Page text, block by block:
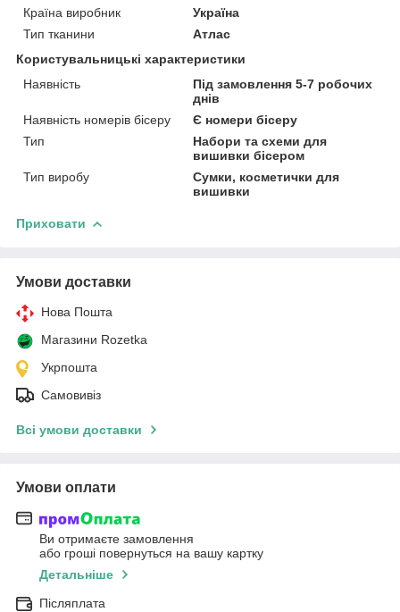
Країна виробник
Україна
Тип тканини
Атлас
Користувальницькі характеристики
Наявність
Під замовлення 5-7 робочих
днів
Наявність номерів бісеру
Є номери бісеру
Тип
Набори та схеми для
вишивки бісером
Тип виробу
Сумки, косметички для
вишивки
Приховати
Умови доставки
Нова Пошта
Магазини Rozetka
Укрпошта
Самовивіз
Всі умови доставки
Умови оплати
Ви отримаєте замовлення
або гроші повернуться на вашу картку
Детальніше
Післяплата